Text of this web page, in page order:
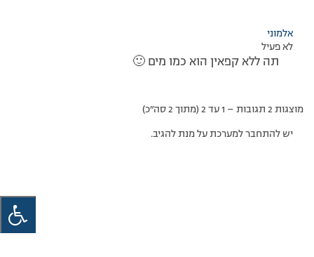
אלמוני
לא פעיל
תה ללא קפאין הוא כמו מים 🙂
מוצגות 2 תגובות – 1 עד 2 (מתוך 2 סה״כ)
יש להתחבר למערכת על מנת להגיב.